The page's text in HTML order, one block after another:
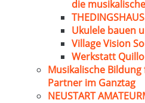
die
Ukulele bauen
Village Vision
Werkstatt Quillo
Musikalische
Partner im Ganztag
NEUSTART